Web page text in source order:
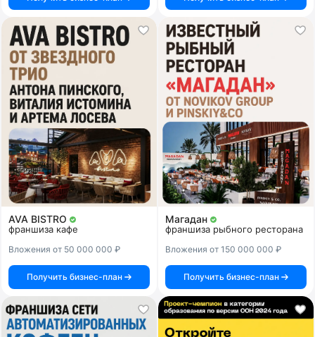
AVA BISTRO
франшиза кафе
Вложения от 50 000 000 ₽
Получить бизнес-план
Магадан
франшиза рыбного ресторана
Вложения от 150 000 000 ₽
Получить бизнес-план